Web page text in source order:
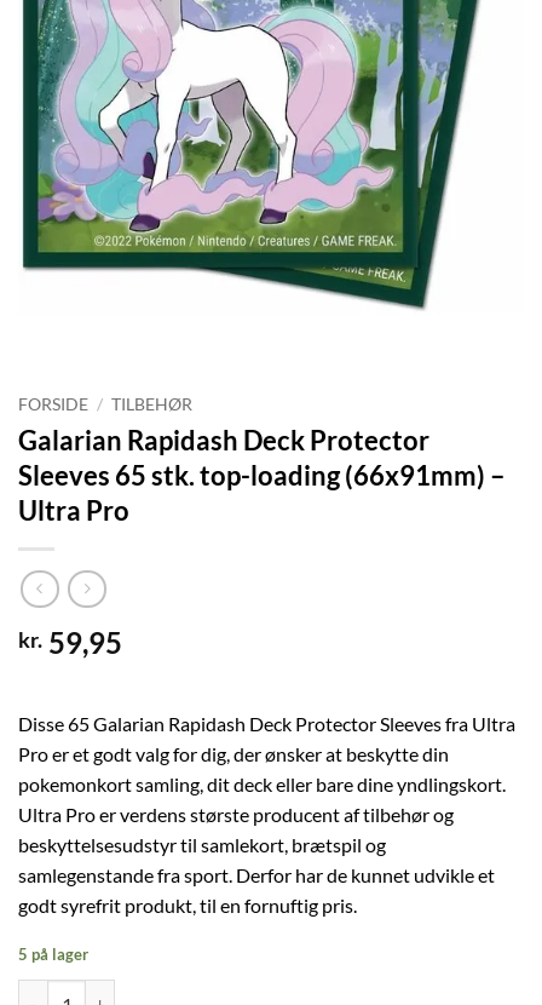
FORSIDE / TILBEHØR
Galarian Rapidash Deck Protector
Sleeves 65 stk. top-loading (66x91mm) –
Ultra Pro
kr. 59,95
Disse 65 Galarian Rapidash Deck Protector Sleeves fra Ultra
Pro er et godt valg for dig, der ønsker at beskytte din
pokemonkort samling, dit deck eller bare dine yndlingskort.
Ultra Pro er verdens største producent af tilbehør og
beskyttelsesudstyr til samlekort, brætspil og
samlegenstande fra sport. Derfor har de kunnet udvikle et
godt syrefrit produkt, til en fornuftig pris.
5 på lager